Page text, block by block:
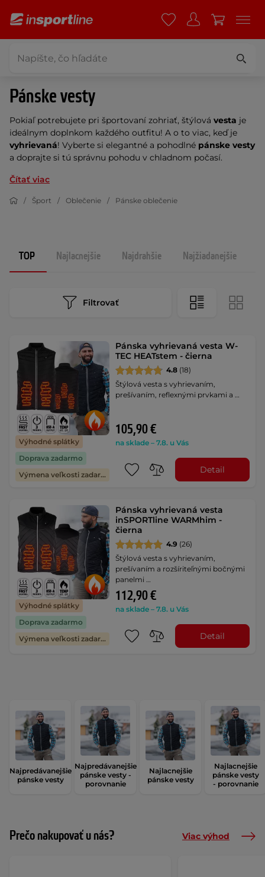
Pánske vesty
Pokiaľ potrebujete pri športovaní zohriať, štýlová vesta je
ideálnym doplnkom každého outfitu! A o to viac, keď je
vyhrievaná! Vyberte si elegantné a pohodlné pánske vesty
a doprajte si tú správnu pohodu v chladnom počasí.
Čítať viac
Šport Oblečenie Pánske oblečenie
TOP Najlacnejšie Najdrahšie Najžiadanejšie
Filtrovať
Výhodné splátky
Doprava zadarmo
Výmena veľkosti zadarmo
Pánska vyhrievaná vesta W-
TEC HEATstem - čierna
4.8 (18)
Štýlová vesta s vyhrievaním,
prešívaním, reflexnými prvkami a …
105,90 €
na sklade – 7.8. u Vás
Detail
Výhodné splátky
Doprava zadarmo
Výmena veľkosti zadarmo
Pánska vyhrievaná vesta
inSPORTline WARMhim -
čierna
4.9 (26)
Štýlová vesta s vyhrievaním,
prešívaním a rozšíriteľnými bočnými
panelmi …
112,90 €
na sklade – 7.8. u Vás
Detail
Najpredávanejšie
pánske vesty
Najpredávanejšie
pánske vesty -
porovnanie
Najlacnejšie
pánske vesty
Najlacnejšie
pánske vesty
- porovnanie
Prečo nakupovať u nás? Viac výhod